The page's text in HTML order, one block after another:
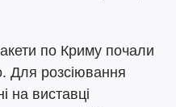
по Криму почали
Для розсіювання
на виставці